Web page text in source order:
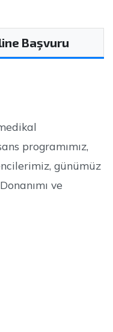
Başvuru
programımız,
günümüz
ve